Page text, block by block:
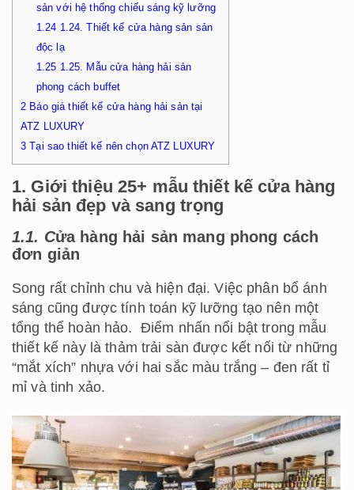
sản với hệ thống chiếu sáng kỹ lưỡng
1.24 1.24. Thiết kế cửa hàng sản sản
độc lạ
1.25 1.25. Mẫu cửa hàng hải sản
phong cách buffet
2 Báo giá thiết kế cửa hàng hải sản tại
ATZ LUXURY
3 Tại sao thiết kế nên chọn ATZ LUXURY
1. Giới thiệu 25+ mẫu thiết kế cửa hàng
hải sản đẹp và sang trọng
1.1. Cửa hàng hải sản mang phong cách
đơn giản
Song rất chỉnh chu và hiện đại. Việc phân bổ ánh
sáng cũng được tính toán kỹ lưỡng tạo nên một
tổng thể hoàn hảo. Điểm nhấn nổi bật trong mẫu
thiết kế này là thảm trải sàn được kết nối từ những
“mắt xích” nhựa với hai sắc màu trắng – đen rất tỉ
mỉ và tinh xảo.